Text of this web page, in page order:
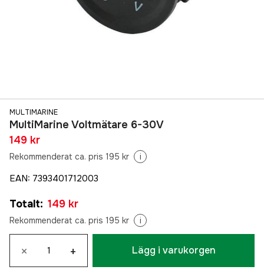
MULTIMARINE
MultiMarine Voltmätare 6-30V
149 kr
Rekommenderat ca. pris 195 kr i
EAN: 7393401712003
Totalt: 149 kr
Rekommenderat ca. pris 195 kr i
× + Lägg i varukorgen